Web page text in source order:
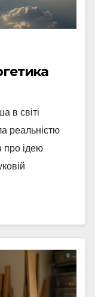
в світі
реальністю
про ідею